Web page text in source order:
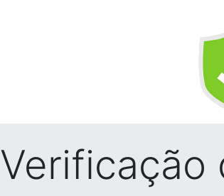
Verificação